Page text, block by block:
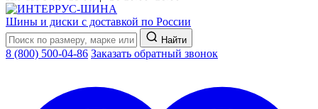
Шины и диски с доставкой по России
Найти
8 (800) 500-04-86 Заказать обратный звонок